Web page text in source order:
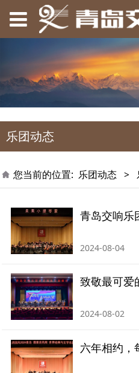
乐团动态
您当前的位置: 乐团动态 >
2024-08-04
2024-08-02
六年相约，